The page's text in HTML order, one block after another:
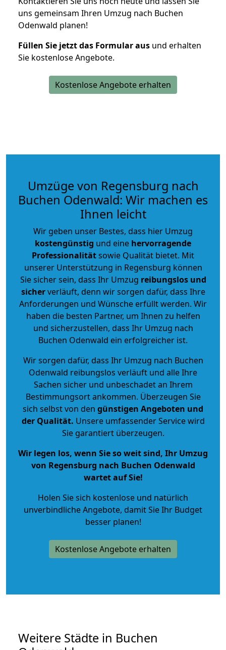
uns gemeinsam Ihren Umzug nach Buchen
Odenwald planen!
Füllen Sie jetzt das Formular aus und erhalten
Sie kostenlose Angebote.
Kostenlose Angebote erhalten
Umzüge von Regensburg nach
Buchen Odenwald: Wir machen es
Ihnen leicht
Wir geben unser Bestes, dass hier Umzug
kostengünstig und eine hervorragende
Professionalitätsowie Qualität bietet. Mit
unserer Unterstützung in Regensburg können
Sie sicher sein, dass Ihr Umzug reibungslos und
sicherverläuft, denn wir sorgen dafür, dass Ihre
Anforderungen und Wünsche erfüllt werden. Wir
haben die besten Partner, um Ihnen zu helfen
und sicherzustellen, dass Ihr Umzug nach
Buchen Odenwald ein erfolgreicher ist.
Wir sorgen dafür, dass Ihr Umzug nach Buchen
Odenwald reibungslos verläuft und alle Ihre
Sachen sicher und unbeschadet an Ihrem
Bestimmungsort ankommen. Überzeugen Sie
sich selbst von den günstigen Angeboten und
der Qualität. Unsere umfassender Service wird
Sie garantiert überzeugen.
Wir legen los, wenn Sie so weit sind, Ihr Umzug
von Regensburg nach Buchen Odenwald
wartet auf Sie!
Holen Sie sich kostenlose und natürlich
unverbindliche Angebote, damit Sie Ihr Budget
besser planen!
Kostenlose Angebote erhalten
Weitere Städte in Buchen